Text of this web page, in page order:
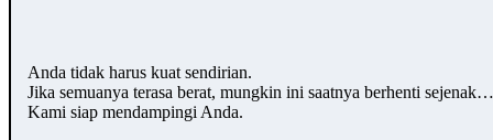
Anda tidak harus kuat sendirian.
Jika semuanya terasa berat, mungkin ini saatnya berhenti
Kami siap mendampingi Anda.